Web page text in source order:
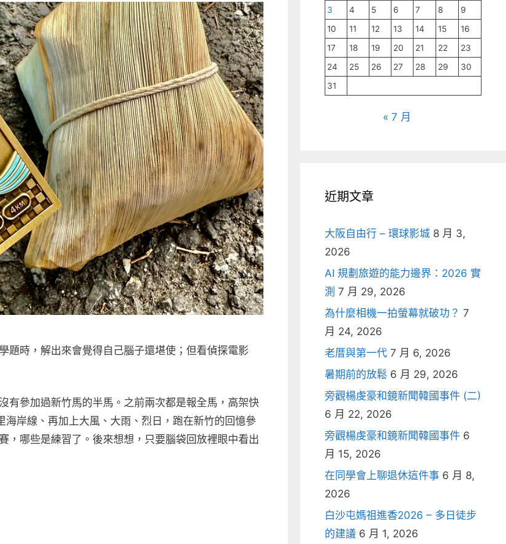
題時，解出來會覺得自己腦子還堪使；但看偵探電影
有參加過新竹馬的半馬。之前兩次都是報全馬，高架快
岸線、再加上大風、大雨、烈日，跑在新竹的回憶參
，哪些是練習了。後來想想，只要腦袋回放裡眼中看出
3
4 5 6 7 8
9
10
11 12 13 14 15
16
17
18 19 20 21 22
23
24
25 26 27 28 29
30
31
« 7 月
近期文章
大阪自由行 – 環球影城 8 月 3,
2026
AI 規劃旅遊的能力邊界：2026 實
測 7 月 29, 2026
為什麼相機一拍螢幕就破功？ 7
月 24, 2026
老厝與第一代 7 月 6, 2026
暑期前的放鬆 6 月 29, 2026
旁觀楊虔豪和鏡新聞韓國事件 (二)
6 月 22, 2026
旁觀楊虔豪和鏡新聞韓國事件 6
月 15, 2026
在同學會上聊退休這件事 6 月 8,
2026
白沙屯媽祖進香2026 – 多日徒步
的建議 6 月 1, 2026